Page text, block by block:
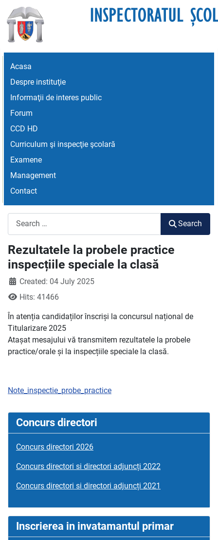
Acasa
Despre instituţie
Informaţii de interes public
Forum
CCD HD
Curriculum şi inspecţie şcolară
Examene
Management
Contact
Search
Rezultatele la probele practice
inspecțiile speciale la clasă
Created: 04 July 2025
Hits: 41466
În atenția candidaților înscriși la concursul național de
Titularizare 2025
Atașat mesajului vă transmitem rezultatele la probele
practice/orale și la inspecțiile speciale la clasă.
Note_inspectie_probe_practice
Concurs directori
Concurs directori 2026
Concurs directori si directori adjuncți 2022
Concurs directori si directori adjuncți 2021
Inscrierea in invatamantul primar